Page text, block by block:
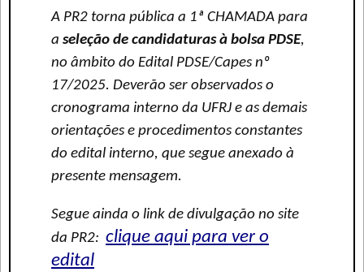
A PR2 torna pública a 1ª CHAMADA para
a seleção de candidaturas à bolsa PDSE,
no âmbito do Edital PDSE/Capes nº
17/2025. Deverão ser observados o
cronograma interno da UFRJ e as demais
orientações e procedimentos constantes
do edital interno, que segue anexado à
presente mensagem.
Segue ainda o link de divulgação no site
da PR2: clique aqui para ver o
edital